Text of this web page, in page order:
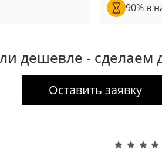
90% в
дешевле - сделаем
Оставить заявку